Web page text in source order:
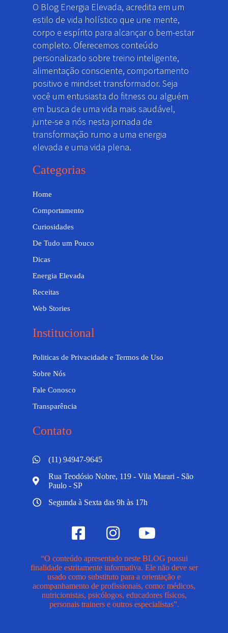
O Blog Energia Elevada, acredita em um
estilo de vida holístico que une mente,
corpo e espírito para alcançar o bem-estar
completo. Oferecemos conteúdo
personalizado sobre treino inteligente,
alimentação consciente, comportamento
positivo e mindset transformador. Seja
você um entusiasta do fitness ou alguém
em busca de uma vida mais saudável,
junte-se a nós nesta jornada de
transformação rumo a uma energia
elevada e uma vida plena.
Categorias
Home
Comportamento
Curiosidades
De Tudo um Pouco
Dicas
Energia Elevada
Receitas
Web Stories
Institucional
Politicas de Privacidade e Termos de Uso
Sobre Nós
Fale Conosco
Transparência
Contato
(11) 94947-9645
Rua Teodósio Nobre, 119 - Vila Marari - São
Paulo - SP
Segunda à Sexta das 9h às 17h
“O conteúdo apresentado neste BLOG possui
finalidade estritamente informativa. Ele não deve ser
usado como substituto para a orientação e
acompanhamento de profissionais, como: médicos,
nutricionistas, psicólogos, educadores físicos,
personais trainers e outros especialistas”.